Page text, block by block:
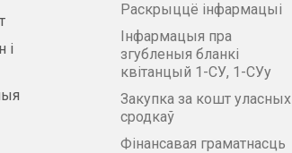
і
Раскрыццё інфармацыі
Інфармацыя пра
згубленыя бланкі
квітанцый 1-СУ, 1-СУу
Закупка за кошт уласных
сродкаў
Фінансавая граматнасць